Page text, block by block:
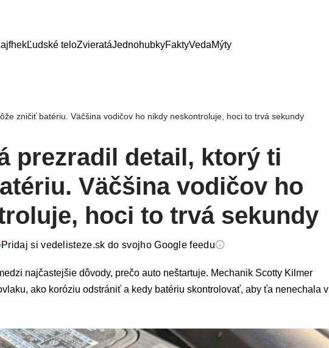
Ľudské teloZvieratáJednohubkyFaktyVedaMýty
zničiť batériu. Väčšina vodičov ho nikdy neskontroluje, hoci to trvá sekundy
prezradil detail, ktorý ti
Väčšina vodičov ho
hoci to trvá sekundy
Pridaj si vedelisteze.sk do svojho Google feedu
najčastejšie dôvody, prečo auto neštartuje. Mechanik Scotty Kilmer
ako koróziu odstrániť a kedy batériu skontrolovať, aby ťa nenechala v